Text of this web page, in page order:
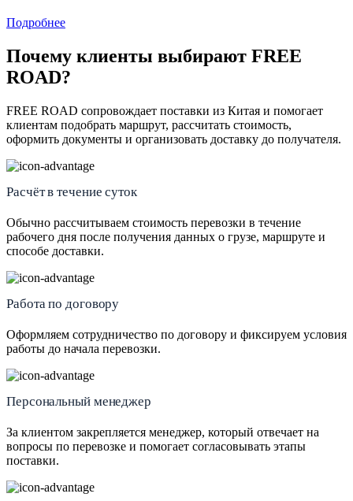
Подробнее
Почему клиенты выбирают FREE
ROAD?
FREE ROAD сопровождает поставки из Китая и помогает
клиентам подобрать маршрут, рассчитать стоимость,
оформить документы и организовать доставку до получателя.
Расчёт в течение суток
Обычно рассчитываем стоимость перевозки в течение
рабочего дня после получения данных о грузе, маршруте и
способе доставки.
Работа по договору
Оформляем сотрудничество по договору и фиксируем условия
работы до начала перевозки.
Персональный менеджер
За клиентом закрепляется менеджер, который отвечает на
вопросы по перевозке и помогает согласовывать этапы
поставки.